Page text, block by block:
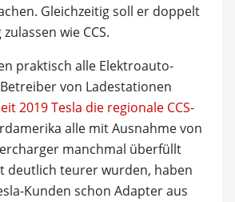
Gleichzeitig soll er doppelt
wie CCS.
praktisch alle Elektroauto-
von Ladestationen
2019 Tesla die regionale CCS-
alle mit Ausnahme von
manchmal überfüllt
deutlich teurer wurden, haben
Kunden schon Adapter aus